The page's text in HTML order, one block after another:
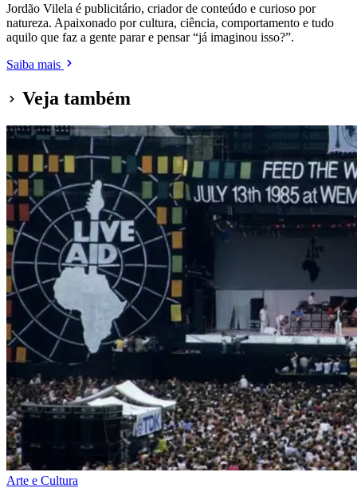
Jordão Vilela é publicitário, criador de conteúdo e curioso por
natureza. Apaixonado por cultura, ciência, comportamento e tudo
aquilo que faz a gente parar e pensar “já imaginou isso?”.
Saiba mais
Veja também
Arte e Cultura